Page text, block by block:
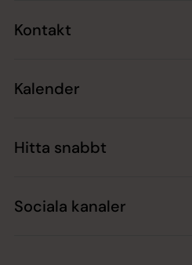
Kontakt
Kalender
Hitta snabbt
Sociala kanaler